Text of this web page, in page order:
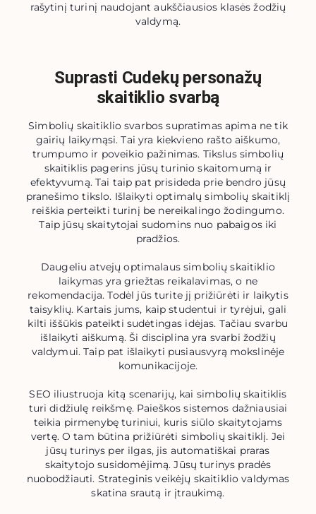
rašytinį turinį naudojant aukščiausios klasės žodžių
valdymą.
Suprasti Cudekų personažų
skaitiklio svarbą
Simbolių skaitiklio svarbos supratimas apima ne tik
gairių laikymąsi. Tai yra kiekvieno rašto aiškumo,
trumpumo ir poveikio pažinimas. Tikslus simbolių
skaitiklis pagerins jūsų turinio skaitomumą ir
efektyvumą. Tai taip pat prisideda prie bendro jūsų
pranešimo tikslo. Išlaikyti optimalų simbolių skaitiklį
reiškia perteikti turinį be nereikalingo žodingumo.
Taip jūsų skaitytojai sudomins nuo pabaigos iki
pradžios.
Daugeliu atvejų optimalaus simbolių skaitiklio
laikymas yra griežtas reikalavimas, o ne
rekomendacija. Todėl jūs turite jį prižiūrėti ir laikytis
taisyklių. Kartais jums, kaip studentui ir tyrėjui, gali
kilti iššūkis pateikti sudėtingas idėjas. Tačiau svarbu
išlaikyti aiškumą. Ši disciplina yra svarbi žodžių
valdymui. Taip pat išlaikyti pusiausvyrą mokslinėje
komunikacijoje.
SEO iliustruoja kitą scenarijų, kai simbolių skaitiklis
turi didžiulę reikšmę. Paieškos sistemos dažniausiai
teikia pirmenybę turiniui, kuris siūlo skaitytojams
vertę. O tam būtina prižiūrėti simbolių skaitiklį. Jei
jūsų turinys per ilgas, jis automatiškai praras
skaitytojo susidomėjimą. Jūsų turinys pradės
nuobodžiauti. Strateginis veikėjų skaitiklio valdymas
skatina srautą ir įtraukimą.